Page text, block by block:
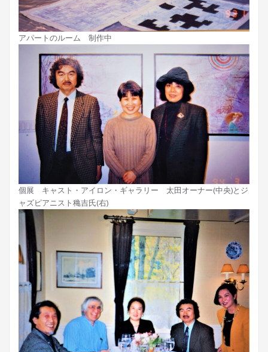
アパートのルーム 制作中
個展 キャスト・アイロン・ギャラリー 太田オーナー(中央)とジ
ャズピアニスト穐吉氏(右)